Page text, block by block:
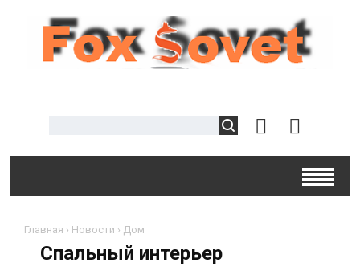
Главная › Новости › Дом
Спальный интерьер